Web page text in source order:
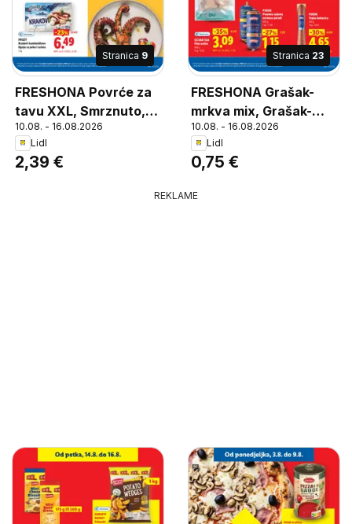
Stranica 9
FRESHONA Povrće za
tavu XXL, Smrznuto,
Razne vrste
10.08. - 16.08.2026
Lidl
2,39 €
Stranica 23
FRESHONA Grašak-
mrkva mix, Grašak-
mrkva mix
10.08. - 16.08.2026
Lidl
0,75 €
REKLAME